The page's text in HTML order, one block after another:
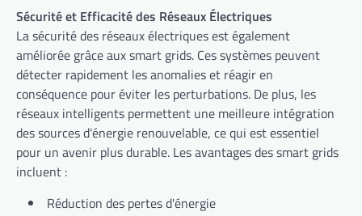
Sécurité et Efficacité des Réseaux Électriques
La sécurité des réseaux électriques est également
améliorée grâce aux smart grids. Ces systèmes peuvent
détecter rapidement les anomalies et réagir en
conséquence pour éviter les perturbations. De plus, les
réseaux intelligents permettent une meilleure intégration
des sources d'énergie renouvelable, ce qui est essentiel
pour un avenir plus durable. Les avantages des smart grids
incluent :
Réduction des pertes d'énergie